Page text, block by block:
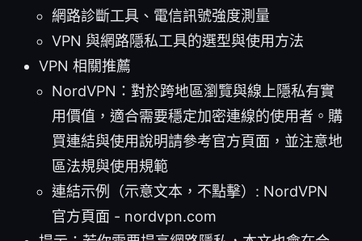
網路診斷工具、電信訊號強度測量
VPN 與網路隱私工具的選型與使用方法
VPN 相關推薦
NordVPN：對於跨地區瀏覽與線上隱私有實
用價值，適合需要穩定加密連線的使用者。購
買連結與使用說明請參考官方頁面，並注意地
區法規與使用規範
連結示例（示意文本，不點擊）: NordVPN
官方頁面 - nordvpn.com